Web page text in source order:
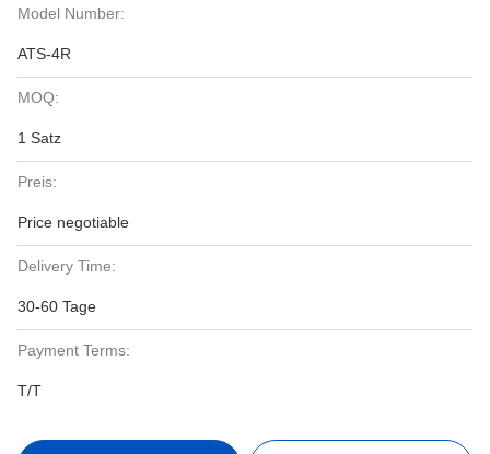
Model Number:
ATS-4R
MOQ:
1 Satz
Preis:
Price negotiable
Delivery Time:
30-60 Tage
Payment Terms:
T/T